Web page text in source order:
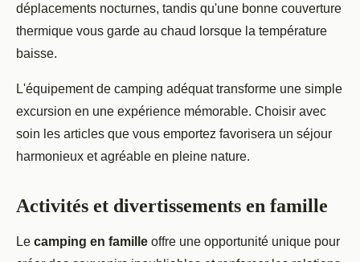
déplacements nocturnes, tandis qu'une bonne couverture
thermique vous garde au chaud lorsque la température
baisse.
L'équipement de camping adéquat transforme une simple
excursion en une expérience mémorable. Choisir avec
soin les articles que vous emportez favorisera un séjour
harmonieux et agréable en pleine nature.
Activités et divertissements en famille
Le camping en famille offre une opportunité unique pour